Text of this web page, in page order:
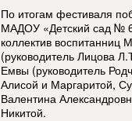
По итогам фестиваля
МАДОУ «Детский сад №
коллектив
(руководитель Лицова
Емвы (руководитель
Алисой и Маргаритой,
Валентина
Никитой.